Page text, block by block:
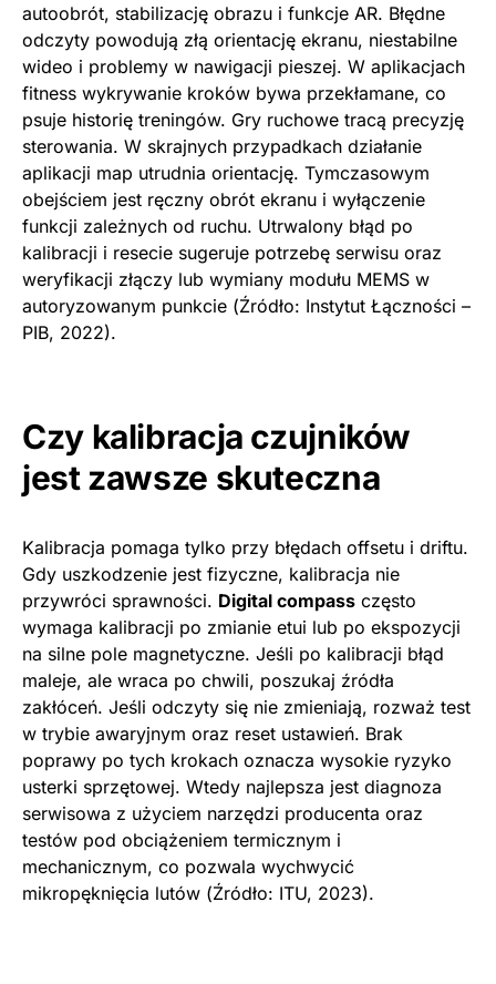
autoobrót, stabilizację obrazu i funkcje AR. Błędne
odczyty powodują złą orientację ekranu, niestabilne
wideo i problemy w nawigacji pieszej. W aplikacjach
fitness wykrywanie kroków bywa przekłamane, co
psuje historię treningów. Gry ruchowe tracą precyzję
sterowania. W skrajnych przypadkach działanie
aplikacji map utrudnia orientację. Tymczasowym
obejściem jest ręczny obrót ekranu i wyłączenie
funkcji zależnych od ruchu. Utrwalony błąd po
kalibracji i resecie sugeruje potrzebę serwisu oraz
weryfikacji złączy lub wymiany modułu MEMS w
autoryzowanym punkcie (Źródło: Instytut Łączności –
PIB, 2022).
Czy kalibracja czujników
jest zawsze skuteczna
Kalibracja pomaga tylko przy błędach offsetu i driftu.
Gdy uszkodzenie jest fizyczne, kalibracja nie
przywróci sprawności. Digital compass często
wymaga kalibracji po zmianie etui lub po ekspozycji
na silne pole magnetyczne. Jeśli po kalibracji błąd
maleje, ale wraca po chwili, poszukaj źródła
zakłóceń. Jeśli odczyty się nie zmieniają, rozważ test
w trybie awaryjnym oraz reset ustawień. Brak
poprawy po tych krokach oznacza wysokie ryzyko
usterki sprzętowej. Wtedy najlepsza jest diagnoza
serwisowa z użyciem narzędzi producenta oraz
testów pod obciążeniem termicznym i
mechanicznym, co pozwala wychwycić
mikropęknięcia lutów (Źródło: ITU, 2023).